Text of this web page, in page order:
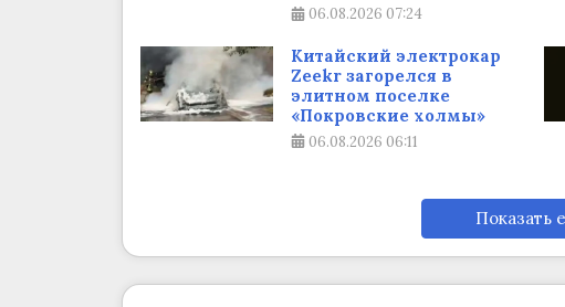
06.08.2026 07:24
Китайский электрокар
Zeekr загорелся в
элитном поселке
«Покровские холмы»
06.08.2026 06:11
Показать